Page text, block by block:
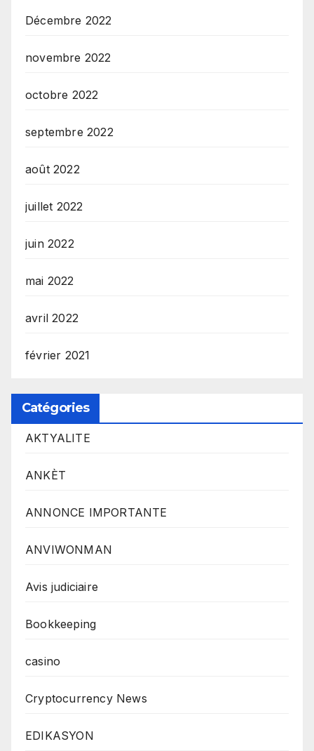
Décembre 2022
novembre 2022
octobre 2022
septembre 2022
août 2022
juillet 2022
juin 2022
mai 2022
avril 2022
février 2021
Catégories
AKTYALITE
ANKÈT
ANNONCE IMPORTANTE
ANVIWONMAN
Avis judiciaire
Bookkeeping
casino
Cryptocurrency News
EDIKASYON